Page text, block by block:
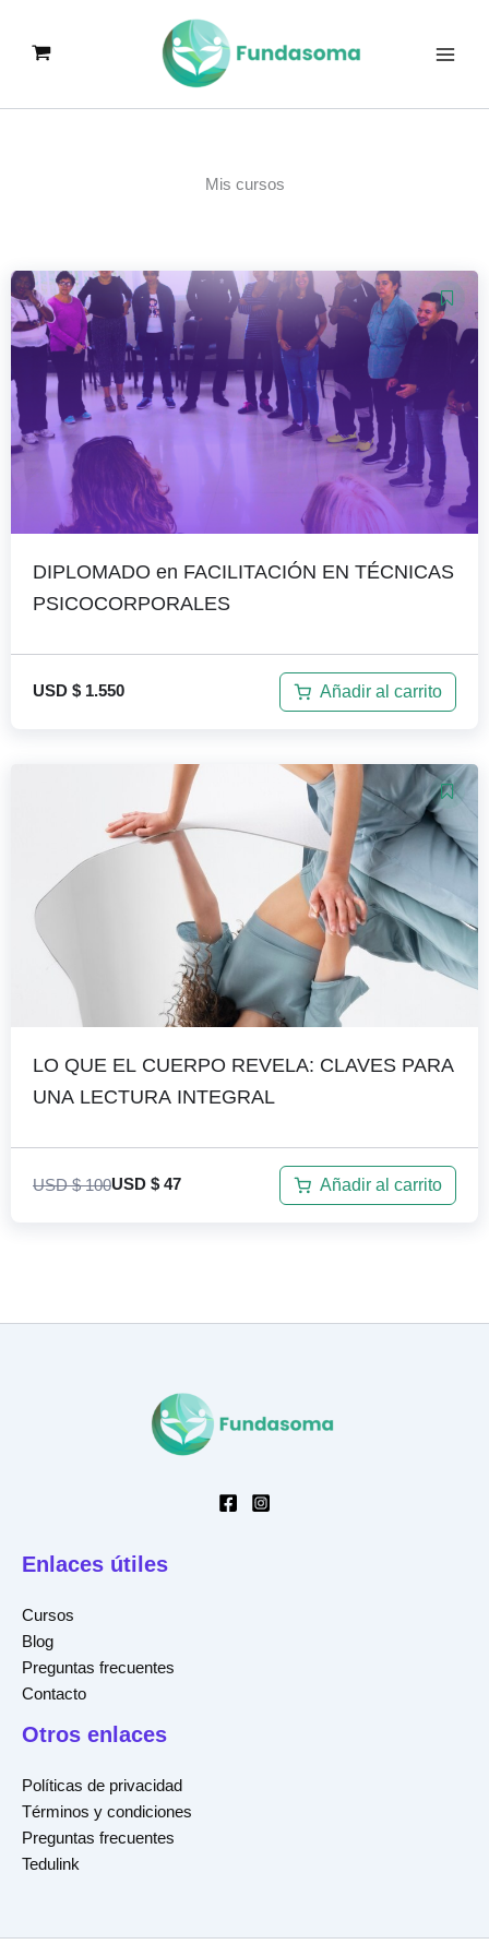
contenido
Mis cursos
DIPLOMADO en FACILITACIÓN EN TÉCNICAS
PSICOCORPORALES
USD $ 1.550 Añadir al carrito
LO QUE EL CUERPO REVELA: CLAVES PARA
UNA LECTURA INTEGRAL
USD $100
USD
$ 100.
USD $ 47
USD
$ 47.
Añadir al carrito
Enlaces útiles
Cursos
Blog
Preguntas frecuentes
Contacto
Otros enlaces
Políticas de privacidad
Términos y condiciones
Preguntas frecuentes
Tedulink